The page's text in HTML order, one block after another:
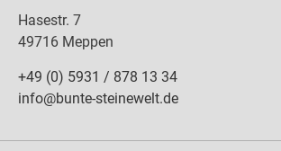
Hasestr. 7
49716 Meppen
+49 (0) 5931 / 878 13 34
info@bunte-steinewelt.de